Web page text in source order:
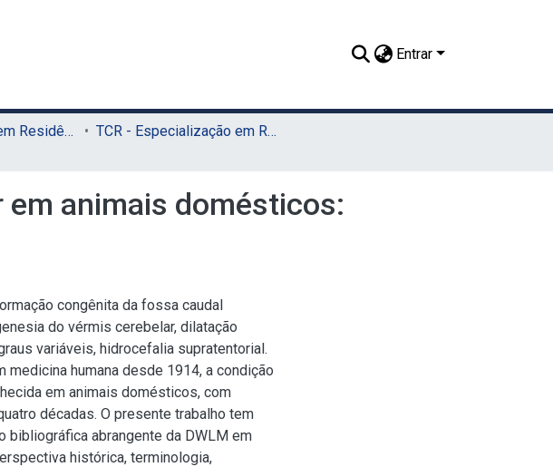
Entrar
Especialização em Residência Veterinária (Sede)
TCR - Especialização em Residência Veterinária (Sede)
animais domésticos:
congênita da fossa caudal
do vérmis cerebelar, dilatação
variáveis, hidrocefalia supratentorial.
medicina humana desde 1914, a condição
em animais domésticos, com
décadas. O presente trabalho tem
bibliográfica abrangente da DWLM em
histórica, terminologia,